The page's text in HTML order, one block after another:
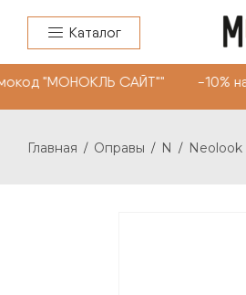
Каталог
"МОНОКЛЬ САЙТ"" -10%
Главная / Оправы / N /